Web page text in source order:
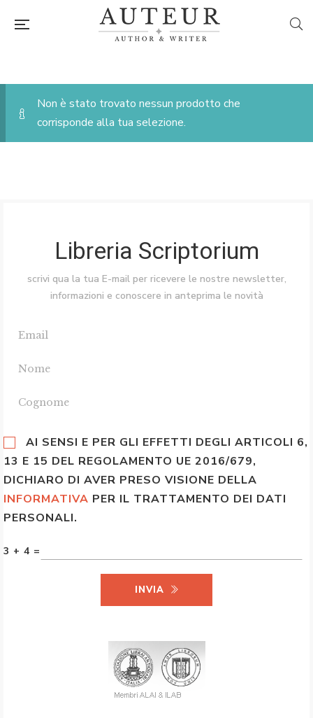
Non è stato trovato nessun prodotto che
corrisponde alla tua selezione.
Libreria Scriptorium
scrivi qua la tua E-mail per ricevere le nostre newsletter,
informazioni e conoscere in anteprima le novità
AI SENSI E PER GLI EFFETTI DEGLI ARTICOLI 6,
13 E 15 DEL REGOLAMENTO UE 2016/679,
DICHIARO DI AVER PRESO VISIONE DELLA
INFORMATIVA PER IL TRATTAMENTO DEI DATI
PERSONALI.
3 + 4 =
INVIA